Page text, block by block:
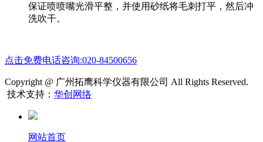
保证喷喷嘴光滑平整，并使用砂纸将毛刺打平，然后冲
洗吹干。
点击免费电话咨询:020-84500656
Copyright @ 广州拓鹰科学仪器有限公司 All Rights Reserved.
技术支持： 华创网络
网站首页